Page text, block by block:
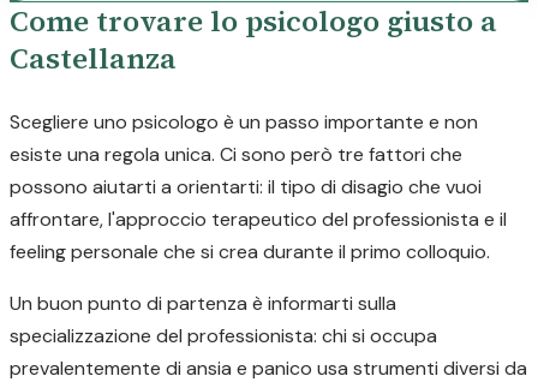
Come trovare lo psicologo giusto a
Castellanza
Scegliere uno psicologo è un passo importante e non
esiste una regola unica. Ci sono però tre fattori che
possono aiutarti a orientarti: il tipo di disagio che vuoi
affrontare, l'approccio terapeutico del professionista e il
feeling personale che si crea durante il primo colloquio.
Un buon punto di partenza è informarti sulla
specializzazione del professionista: chi si occupa
prevalentemente di ansia e panico usa strumenti diversi da